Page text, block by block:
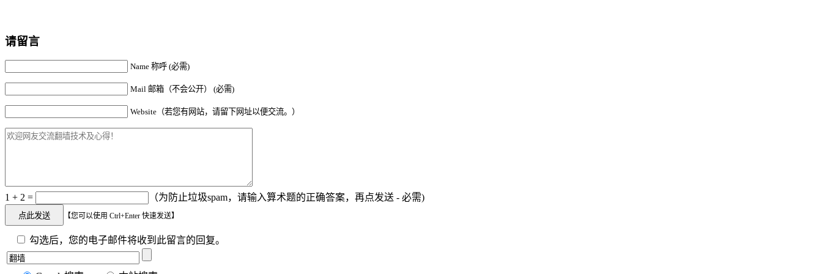
请留言
Name 称呼 (必需)
Mail 邮箱（不会公开） (必需)
Website（若您有网站，请留下网址以便交流。）
1 + 2 = （为防止垃圾spam，请输入算术题的正确答案，再点发送 - 必需)
【您可以使用 Ctrl+Enter 快速发送】
勾选后，您的电子邮件将收到此留言的回复。